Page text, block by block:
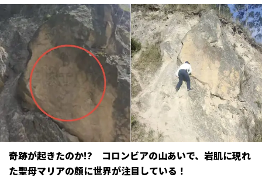
奇跡が起きたのか!? コロンビアの山あいで、岩肌に現れ
た聖母マリアの顔に世界が注目している！